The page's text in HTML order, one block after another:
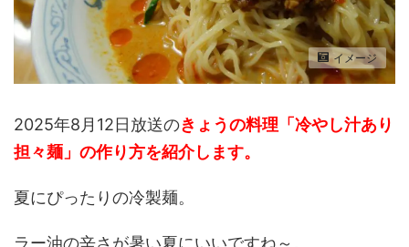
イメージ
2025年8月12日放送のきょうの料理「冷やし汁あり
担々麺」の作り方を紹介します。
夏にぴったりの冷製麺。